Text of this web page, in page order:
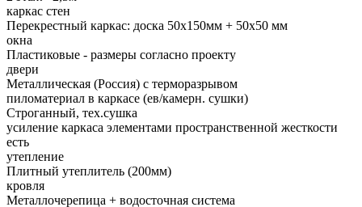
каркас стен
Перекрестный каркас: доска 50х150мм + 50х50 мм
окна
Пластиковые - размеры согласно проекту
двери
Металлическая (Россия) с терморазрывом
пиломатериал в каркасе (ев/камерн. сушки)
Строганный, тех.сушка
усиление каркаса элементами пространственной жесткости
есть
утепление
Плитный утеплитель (200мм)
кровля
Металлочерепица + водосточная система